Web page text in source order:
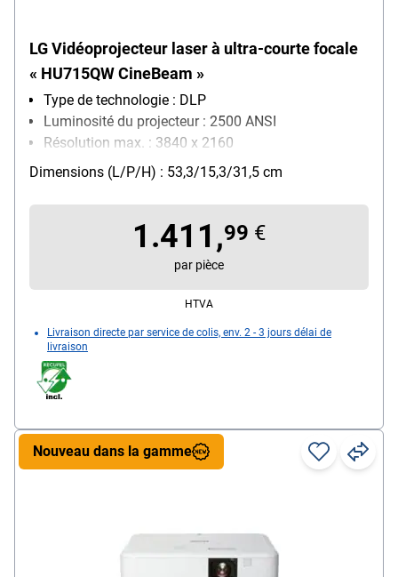
LG Vidéoprojecteur laser à ultra-courte focale
« HU715QW CineBeam »
Type de technologie : DLP
Luminosité du projecteur : 2500 ANSI
Résolution max. : 3840 x 2160
Particularités : fonctionnalités Smart TV / pour une
surface de projection allant jusqu'à 120 pouces /
contraste adaptatif / optimiseur de luminosité /
compatible avec AirPlay 2 et HomeKit / partage
Dimensions (L/P/H) : 53,3/15,3/31,5 cm
1.411,99 €
par pièce
HTVA
Livraison directe par service de colis, env. 2 - 3 jours délai de
livraison
Nouveau dans la gamme